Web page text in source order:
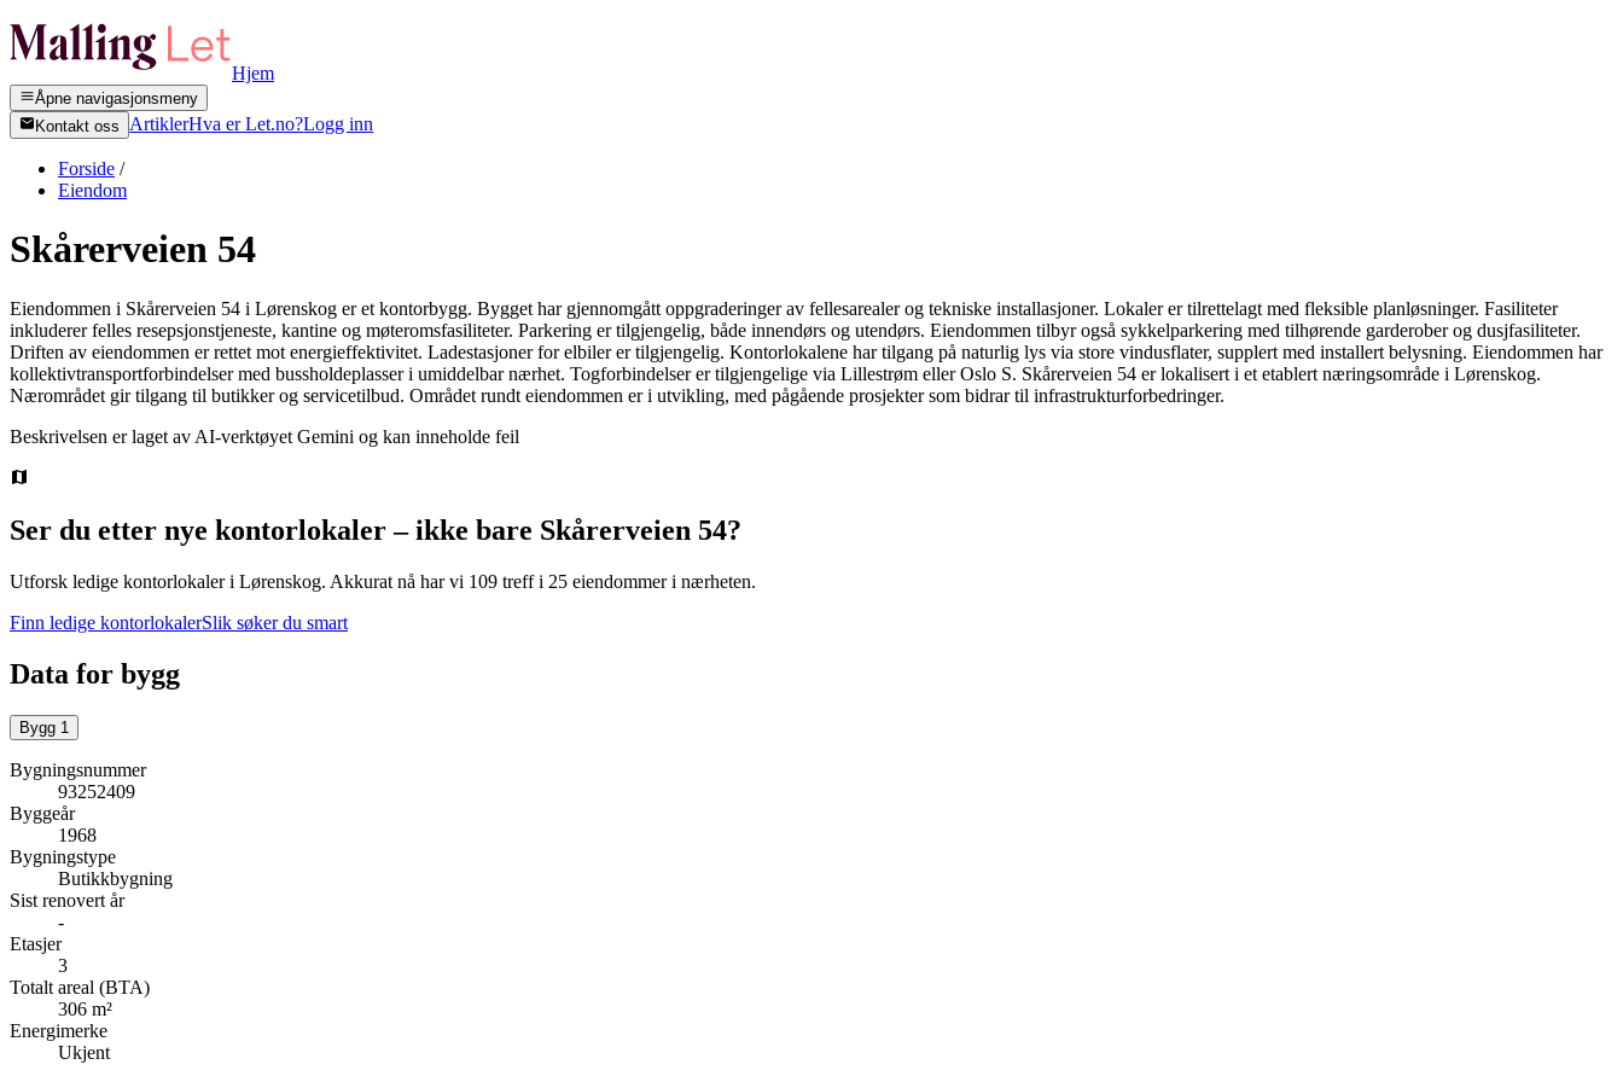
Hjem
Åpne navigasjonsmeny
Kontakt oss
ArtiklerHva er Let.no?Logg inn
Forside /
Eiendom
Skårerveien 54
Eiendommen i Skårerveien 54 i Lørenskog er et kontorbygg. Bygget har gjennomgått oppgraderinger av fellesarealer og tekniske installasjoner. Lokaler er tilrettelagt med fleksible planløsninger. Fasiliteter
inkluderer felles resepsjonstjeneste, kantine og møteromsfasiliteter. Parkering er tilgjengelig, både innendørs og utendørs. Eiendommen tilbyr også sykkelparkering med tilhørende garderober og dusjfasiliteter.
Driften av eiendommen er rettet mot energieffektivitet. Ladestasjoner for elbiler er tilgjengelig. Kontorlokalene har tilgang på naturlig lys via store vindusflater, supplert med installert belysning. Eiendommen har
kollektivtransportforbindelser med bussholdeplasser i umiddelbar nærhet. Togforbindelser er tilgjengelige via Lillestrøm eller Oslo S. Skårerveien 54 er lokalisert i et etablert næringsområde i Lørenskog.
Nærområdet gir tilgang til butikker og servicetilbud. Området rundt eiendommen er i utvikling, med pågående prosjekter som bidrar til infrastrukturforbedringer.
Beskrivelsen er laget av AI-verktøyet Gemini og kan inneholde feil
Ser du etter nye kontorlokaler – ikke bare Skårerveien 54?
Utforsk ledige kontorlokaler i Lørenskog. Akkurat nå har vi 109 treff i 25 eiendommer i nærheten.
Finn ledige kontorlokalerSlik søker du smart
Data for bygg
Bygg 1
Bygningsnummer
93252409
Byggeår
1968
Bygningstype
Butikkbygning
Sist renovert år
-
Etasjer
3
Totalt areal (BTA)
306 m²
Energimerke
Ukjent